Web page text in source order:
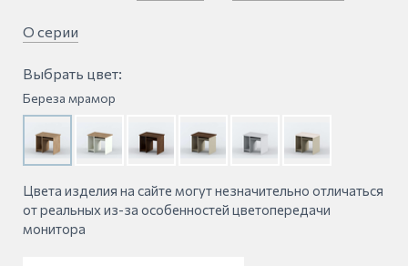
О серии
Выбрать цвет:
Береза мрамор
Цвета изделия на сайте могут незначительно отличаться
от реальных из-за особенностей цветопередачи
монитора